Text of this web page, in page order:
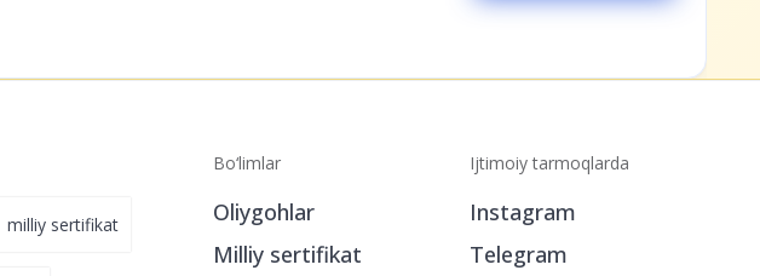
milliy sertifikat
Bo‘limlar
Oliygohlar
Milliy sertifikat
Ijtimoiy tarmoqlarda
Instagram
Telegram